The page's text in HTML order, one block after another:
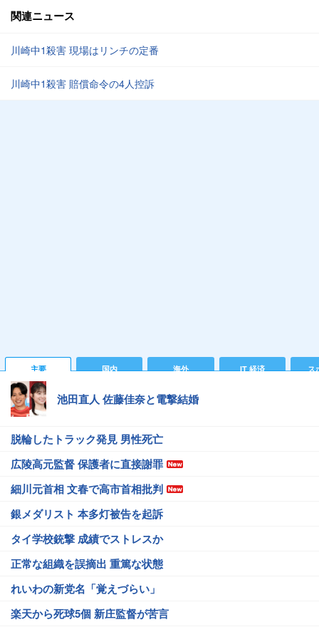
関連ニュース
川崎中1殺害 現場はリンチの定番
川崎中1殺害 賠償命令の4人控訴
主要 国内 海外 IT 経済 ス
池田直人 佐藤佳奈と電撃結婚
脱輪したトラック発見 男性死亡
広陵高元監督 保護者に直接謝罪
細川元首相 文春で高市首相批判
銀メダリスト 本多灯被告を起訴
タイ学校銃撃 成績でストレスか
正常な組織を誤摘出 重篤な状態
れいわの新党名「覚えづらい」
楽天から死球5個 新庄監督が苦言